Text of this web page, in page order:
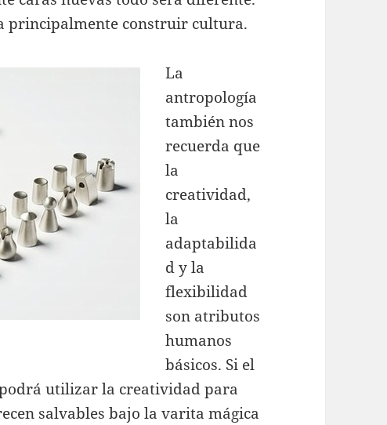
principalmente construir cultura.
La
antropología
también nos
recuerda que
la
creatividad,
la
adaptabilida
d y la
flexibilidad
son atributos
humanos
básicos. Si el
utilizar la creatividad para
salvables bajo la varita mágica